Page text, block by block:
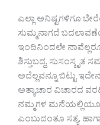
ಎಲ್ಲಾ ಅನಿಷ್ಟಗಳಿಗೂ
ಸುಮ್ಮನಾಗದೆ
ಇಂದಿನಿಂದಲೇ
ಶಿಸ್ತುಬದ್ದ, ಸುಸಂಸ್ಕೃತ
ಅದೆಲ್ಲವನ್ನೂ ಬಿಟ್ಟು
ಅತ್ಯಾಚಾರ ವಿಚಾರದ
ನಮ್ಮಗಳ ಮನೆಯಲ್ಲಿಯೂ
ಎಂಬುದಂತೂ ಸತ್ಯ.